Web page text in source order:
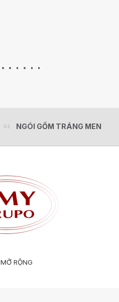
NGÓI GỐM TRÁNG MEN
NGÓI GỐM TRÁNG MEN
MỞ RỘNG